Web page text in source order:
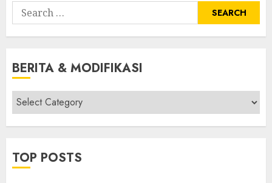
Search
for:
BERITA & MODIFIKASI
Berita
&
Modifikasi
TOP POSTS